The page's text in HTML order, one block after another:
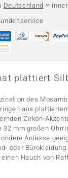
Deutschland
plattiert
des
aus
Zirkon-
32 mm großen
Anlässe
oder
Hauch von